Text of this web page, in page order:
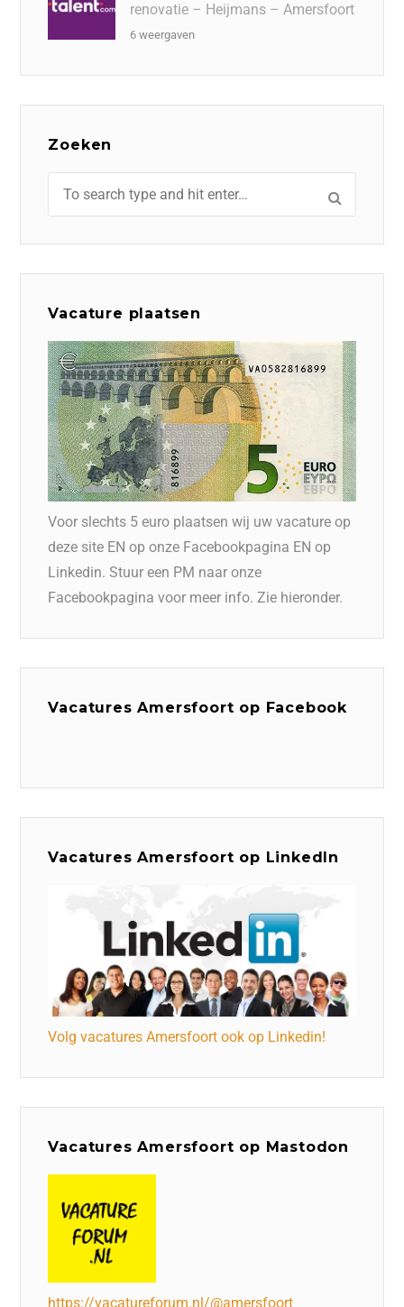
renovatie – Heijmans – Amersfoort
6 weergaven
Zoeken
Vacature plaatsen
Voor slechts 5 euro plaatsen wij uw vacature op
deze site EN op onze Facebookpagina EN op
Linkedin. Stuur een PM naar onze
Facebookpagina voor meer info. Zie hieronder.
Vacatures Amersfoort op Facebook
Vacatures Amersfoort op LinkedIn
Volg vacatures Amersfoort ook op Linkedin!
Vacatures Amersfoort op Mastodon
https://vacatureforum.nl/@amersfoort